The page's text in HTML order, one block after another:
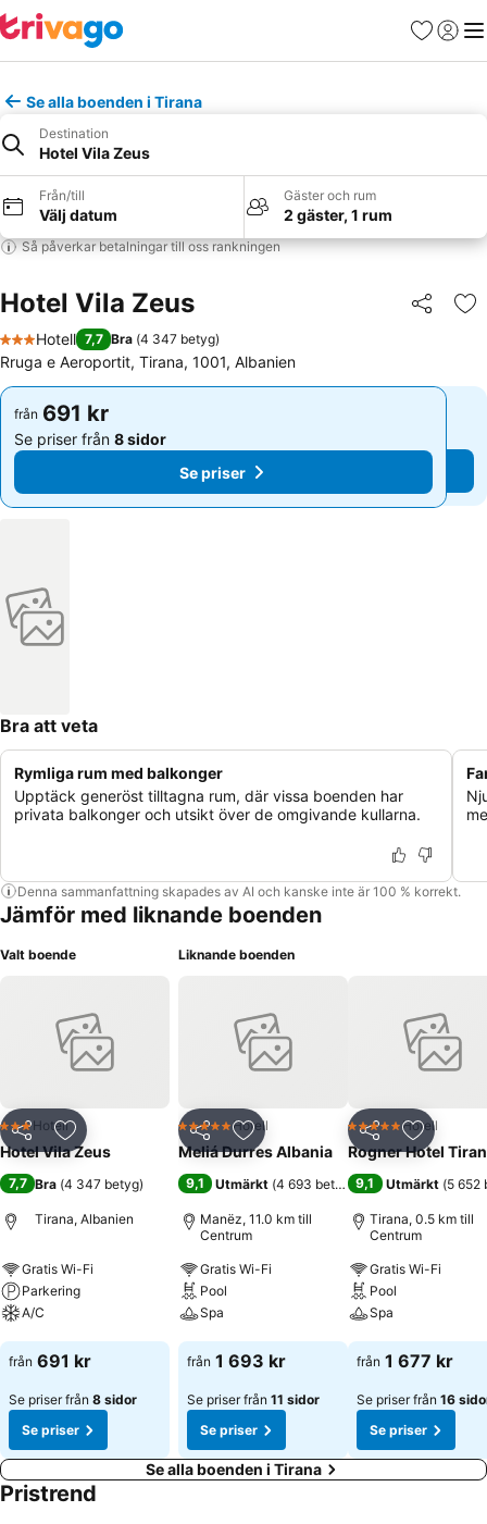
Favoriter
Logga
Se alla boenden i Tirana
Destination
Hotel Vila Zeus
Från/till
Välj datum
Gäster och rum
2 gäster, 1 rum
Så påverkar betalningar till oss rankningen
Hotel Vila Zeus Dela
3 Stjärnor
Hotell 7,7 Bra (4 347 betyg)
Rruga e Aeroportit, Tirana, 1001, Albanien
från 691 kr
Se priser från 8 sidor
Se priser
från 691 kr
Se priser från 8 sidor
Se priser
Bra att veta
Rymliga rum med balkonger
Upptäck generöst tilltagna rum, där vissa boenden har
privata balkonger och utsikt över de omgivande kullarna.
Denna sammanfattning skapades av AI och kanske inte är 100 % korrekt.
Jämför med liknande boenden
Valt boende
Dela Lägg till i Mina Favoriter
3 Stjärnor
Hotell
Hotel Vila Zeus
7,7 Bra (4 347 betyg)
Tirana, Albanien
Gratis Wi-Fi
Parkering
A/C
Se priser
från 691 kr
Se priser från 8 sidor
Se priser
Liknande boenden
Dela Lägg till i Mina Favoriter
5 StjärnorHotell
Meliá Durres Albania
9,1 Utmärkt (4 693 betyg)
Manëz, 11.0 km till
Centrum
Gratis Wi-Fi
Pool
Spa
Se priser
från 1 693 kr
Se priser från 11 sidor
Se priser
Dela Lägg till
5 StjärnorHotell
Rogner Hotel
9,1 Utmärkt (5 652
Tirana, 0.5 km till
Centrum
Gratis Wi-Fi
Pool
Spa
Se priser
från 1 677 kr
Se priser från 16
Se priser
Se alla boenden i Tirana
Pristrend